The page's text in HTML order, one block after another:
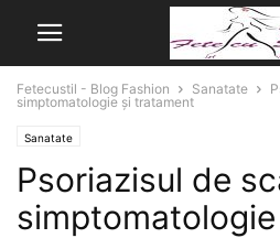
Fetecustil - Blog Fashion Sanatate
simptomatologie şi tratament
Sanatate
Psoriazisul de